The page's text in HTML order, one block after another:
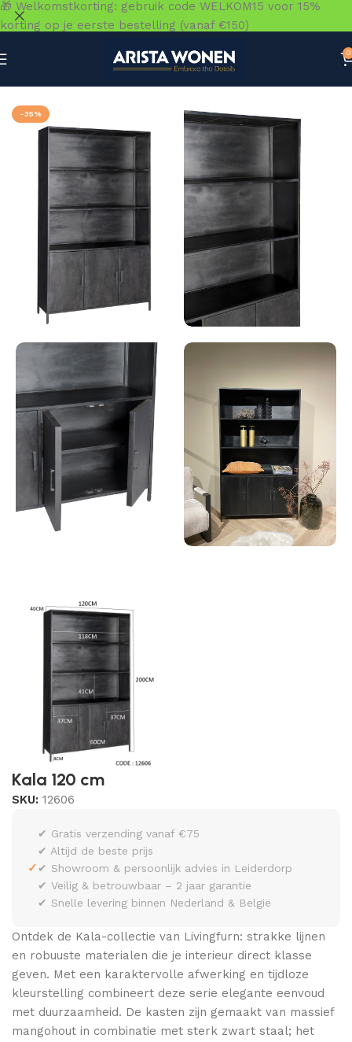
0
-35%
Kala 120 cm
SKU: 12606
✓
✔ Gratis verzending vanaf €75
✔ Altijd de beste prijs
✔ Showroom & persoonlijk advies in Leiderdorp
✔ Veilig & betrouwbaar – 2 jaar garantie
✔ Snelle levering binnen Nederland & België
Ontdek de Kala-collectie van Livingfurn: strakke lijnen
en robuuste materialen die je interieur direct klasse
geven. Met een karaktervolle afwerking en tijdloze
kleurstelling combineert deze serie elegante eenvoud
met duurzaamheid. De kasten zijn gemaakt van massief
mangohout in combinatie met sterk zwart staal; het
🎁 Welkomstkorting: gebruik code WELKOM15 voor 15%
korting op je eerste bestelling (vanaf €150)